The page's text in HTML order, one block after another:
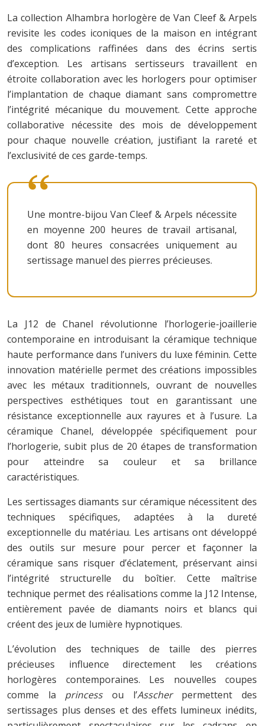
La collection Alhambra horlogère de Van Cleef & Arpels
revisite les codes iconiques de la maison en intégrant
des complications raffinées dans des écrins sertis
d’exception. Les artisans sertisseurs travaillent en
étroite collaboration avec les horlogers pour optimiser
l’implantation de chaque diamant sans compromettre
l’intégrité mécanique du mouvement. Cette approche
collaborative nécessite des mois de développement
pour chaque nouvelle création, justifiant la rareté et
l’exclusivité de ces garde-temps.
Une montre-bijou Van Cleef & Arpels nécessite
en moyenne 200 heures de travail artisanal,
dont 80 heures consacrées uniquement au
sertissage manuel des pierres précieuses.
La J12 de Chanel révolutionne l’horlogerie-joaillerie
contemporaine en introduisant la céramique technique
haute performance dans l’univers du luxe féminin. Cette
innovation matérielle permet des créations impossibles
avec les métaux traditionnels, ouvrant de nouvelles
perspectives esthétiques tout en garantissant une
résistance exceptionnelle aux rayures et à l’usure. La
céramique Chanel, développée spécifiquement pour
l’horlogerie, subit plus de 20 étapes de transformation
pour atteindre sa couleur et sa brillance
caractéristiques.
Les sertissages diamants sur céramique nécessitent des
techniques spécifiques, adaptées à la dureté
exceptionnelle du matériau. Les artisans ont développé
des outils sur mesure pour percer et façonner la
céramique sans risquer d’éclatement, préservant ainsi
l’intégrité structurelle du boîtier. Cette maîtrise
technique permet des réalisations comme la J12 Intense,
entièrement pavée de diamants noirs et blancs qui
créent des jeux de lumière hypnotiques.
L’évolution des techniques de taille des pierres
précieuses influence directement les créations
horlogères contemporaines. Les nouvelles coupes
comme la princessou l’Asscherpermettent des
sertissages plus denses et des effets lumineux inédits,